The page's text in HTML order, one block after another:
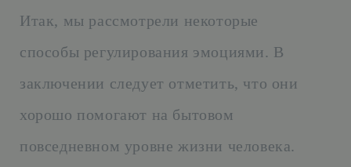
Итак, мы рассмотрели некоторые
способы регулирования эмоциями. В
заключении следует отметить, что они
хорошо помогают на бытовом
повседневном уровне жизни человека.